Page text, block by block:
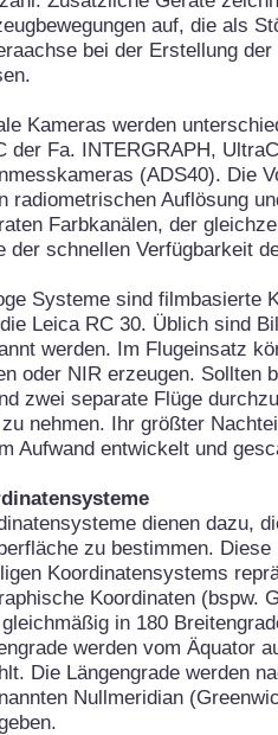
auf, die als
bei der Erstellung
Kameras werden
der Fa. INTERGRAPH,
(ADS40). Die
radiometrischen Auflösung
Farbkanälen, der
der schnellen Verfügbarkeit
Systeme sind filmbasierte
Leica RC 30. Üblich sind
werden. Im Flugeinsatz
oder NIR erzeugen. Sollten
zwei separate Flüge
nehmen. Ihr größter
Aufwand entwickelt und
dienen dazu,
zu bestimmen.
Koordinatensystems
Koordinaten (bspw.
in 180
werden vom Äquator
Die Längengrade werden
Nullmeridian